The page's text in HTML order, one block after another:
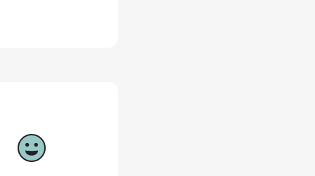
5
Vastaa hyvin